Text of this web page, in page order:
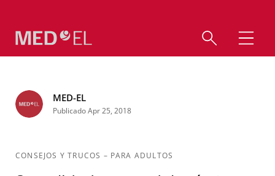
MED-EL
Publicado Apr 25, 2018
CONSEJOS Y TRUCOS – PARA ADULTOS